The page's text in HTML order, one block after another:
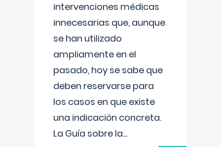
intervenciones médicas
innecesarias que, aunque
se han utilizado
ampliamente en el
pasado, hoy se sabe que
deben reservarse para
los casos en que existe
una indicación concreta.
La Guía sobre la...